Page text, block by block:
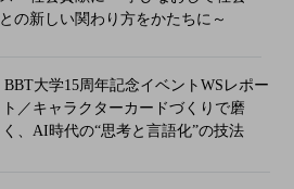
との新しい関わり方をかたちに～
BBT大学15周年記念イベントWSレポー
ト／キャラクターカードづくりで磨
く、AI時代の“思考と言語化”の技法